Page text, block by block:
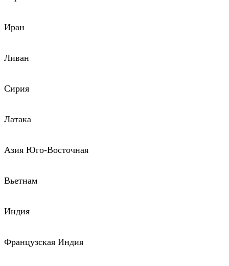
Иран
Ливан
Сирия
Латака
Азия Юго-Восточная
Вьетнам
Индия
Французская Индия